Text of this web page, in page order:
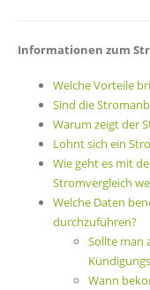
Informationen zum
Welche Vorteile
Sind die
Warum zeigt der
Lohnt sich ein
Wie geht es mit
Stromvergleich
Welche Daten
durchzuführen?
Sollte man
Wann